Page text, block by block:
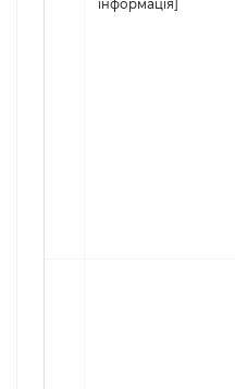
інформація]